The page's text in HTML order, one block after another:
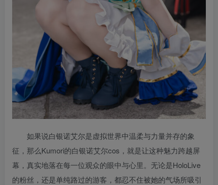
如果说白银诺艾尔是虚拟世界中温柔与力量并存的象
征，那么Kumori的白银诺艾尔cos，就是让这种魅力跨越屏
幕，真实地落在每一位观众的眼中与心里。无论是HoloLive
的粉丝，还是单纯路过的游客，都忍不住被她的气场所吸引